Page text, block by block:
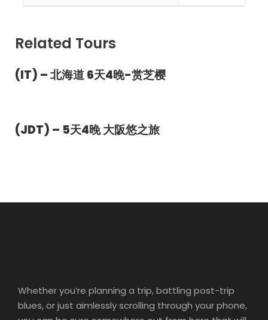
Photos
Related Tours
(IT) – 北海道 6天4晚-赏芝樱
(JDT) – 5天4晚 大阪悠之旅
Whether you’re planning a trip, battling post-trip
blues, or just aimlessly scrolling through your phone,